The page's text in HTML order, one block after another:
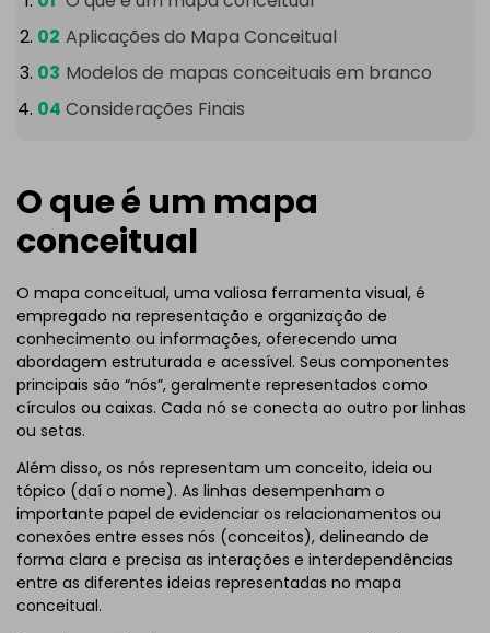
Aplicações do Mapa Conceitual
Modelos de mapas conceituais em branco
Considerações Finais
O que é um mapa
conceitual
O mapa conceitual, uma valiosa ferramenta visual, é
empregado na representação e organização de
conhecimento ou informações, oferecendo uma
abordagem estruturada e acessível. Seus componentes
principais são “nós”, geralmente representados como
círculos ou caixas. Cada nó se conecta ao outro por linhas
ou setas.
Além disso, os nós representam um conceito, ideia ou
tópico (daí o nome). As linhas desempenham o
importante papel de evidenciar os relacionamentos ou
conexões entre esses nós (conceitos), delineando de
forma clara e precisa as interações e interdependências
entre as diferentes ideias representadas no mapa
conceitual.